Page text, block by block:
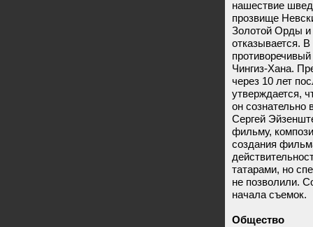
нашествие
прозвище
Золотой Орды и
отказывается.
Чингиз-Хана.
через 10 лет
утверждается,
он сознательно
Сергей
фильму,
создания
татарами, но
не позволили.
начала съемок.
Общество